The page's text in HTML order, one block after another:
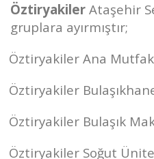
Öztiryakiler Ataşehir
gruplara ayırmıştır;
Öztiryakiler Ana
Öztiryakiler
Öztiryakiler Bulaşık
Öztiryakiler Soğut